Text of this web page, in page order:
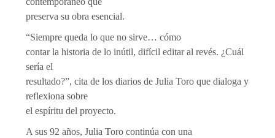
preserva su obra esencial.
“Siempre queda lo que no sirve… cómo
contar la historia de lo inútil, difícil editar al revés. ¿Cuál
sería el
resultado?”, cita de los diarios de Julia Toro que dialoga y
reflexiona sobre
el espíritu del proyecto.
A sus 92 años, Julia Toro continúa con una